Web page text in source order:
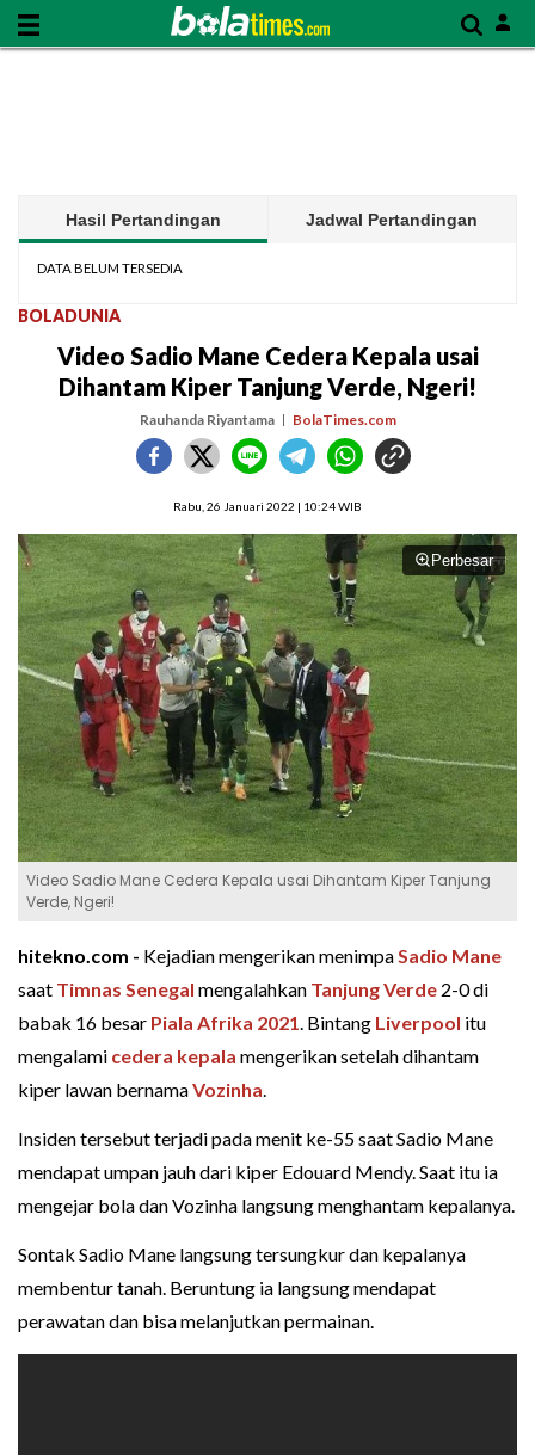
Hasil Pertandingan Jadwal Pertandingan
DATA BELUM TERSEDIA
BOLADUNIA
Video Sadio Mane Cedera Kepala usai
Dihantam Kiper Tanjung Verde, Ngeri!
Rauhanda Riyantama BolaTimes.com
Rabu, 26 Januari 2022 | 10:24 WIB
Perbesar
Video Sadio Mane Cedera Kepala usai Dihantam Kiper Tanjung
Verde, Ngeri!
hitekno.com - Kejadian mengerikan menimpaSadio Mane
saat Timnas Senegal mengalahkan Tanjung Verde 2-0 di
babak 16 besar Piala Afrika 2021. Bintang Liverpool itu
mengalami cedera kepala mengerikan setelah dihantam
kiper lawan bernamaVozinha.
Insiden tersebut terjadi pada menit ke-55 saat Sadio Mane
mendapat umpan jauh dari kiper Edouard Mendy. Saat itu ia
mengejar bola dan Vozinha langsung menghantam kepalanya.
Sontak Sadio Mane langsung tersungkur dan kepalanya
membentur tanah. Beruntung ia langsung mendapat
perawatan dan bisa melanjutkan permainan.